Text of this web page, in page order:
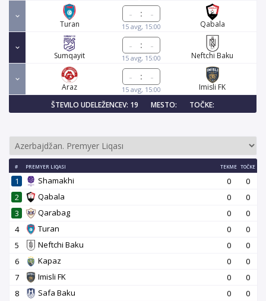
Turan
:
15 avg, 15:00 Qabala
Sumqayit
:
15 avg, 15:00 Neftchi Baku
Araz
:
15 avg, 15:00
Imisli FK
ŠTEVILO UDELEŽENCEV: 19
MESTO: TOČKE:
# PREMYER LIQASI TEKME TOČKE
1 Shamakhi 0
0
2
Qabala 0
0
3
Qarabag 0
0
4
Turan 0
0
5
Neftchi Baku 0
0
6
Kapaz 0
0
7
Imisli FK 0
0
8
Safa Baku 0
0